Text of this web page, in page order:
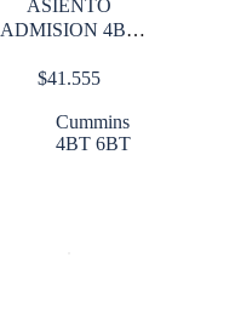
ASIENTO
ADMISION 4BT
$41.555
Cummins
4BT 6BT